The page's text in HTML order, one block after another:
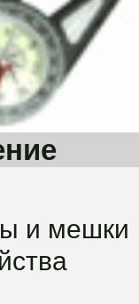
и мешки